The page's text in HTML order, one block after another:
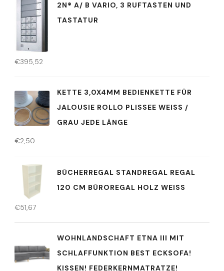
2N® A/ B VARIO, 3 RUFTASTEN UND
TASTATUR
€395,52
KETTE 3,0X4MM BEDIENKETTE FÜR
JALOUSIE ROLLO PLISSEE WEISS / G
RAU JEDE LÄNGE
€2,50
BÜCHERREGAL STANDREGAL REGAL
120 CM BÜROREGAL HOLZ WEISS
€51,67
WOHNLANDSCHAFT ETNA III MIT
SCHLAFFUNKTION BEST ECKSOFA!
KISSEN! FEDERKERNMATRATZE!